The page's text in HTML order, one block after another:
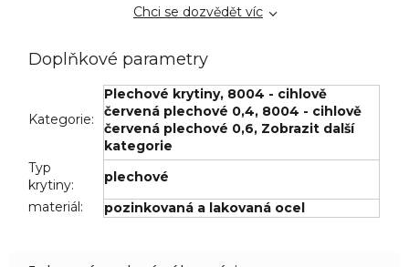
Chci se dozvědět víc
Doplňkové parametry
Kategorie:
Plechové krytiny, 8004 - cihlově
červená plechové 0,4, 8004 - cihlově
červená plechové 0,6, Zobrazit další
kategorie
Typ
krytiny:
plechové
materiál: pozinkovaná a lakovaná ocel